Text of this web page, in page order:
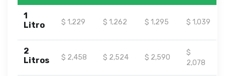
1
Litro
$ 1,229 $ 1,262 $ 1,295 $ 1,039
2
Litros
$ 2,458 $ 2,524 $ 2,590
$
2,078